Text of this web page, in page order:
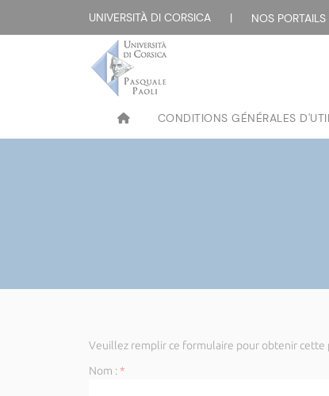
UNIVERSITÀ DI CORSICA | NOS
CONDITIONS GÉNÉRALES
Veuillez remplir ce formulaire pour obtenir cette
Nom :*